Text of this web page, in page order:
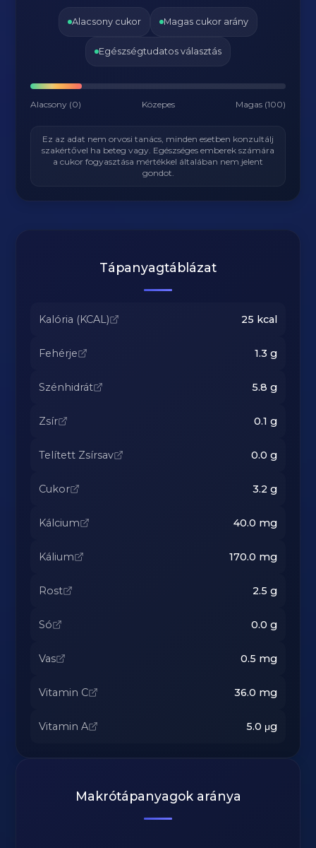
Alacsony cukor Magas cukor arány
Egészségtudatos választás
Alacsony (0) Közepes Magas (100)
Ez az adat nem orvosi tanács, minden esetben konzultálj
szakértővel ha beteg vagy. Egészséges emberek számára
a cukor fogyasztása mértékkel általában nem jelent
gondot.
Tápanyagtáblázat
Kalória (KCAL) 25 kcal
Fehérje 1.3 g
Szénhidrát 5.8 g
Zsír 0.1 g
Telített Zsírsav 0.0 g
Cukor 3.2 g
Kálcium 40.0 mg
Kálium 170.0 mg
Rost 2.5 g
Só 0.0 g
Vas 0.5 mg
Vitamin C 36.0 mg
Vitamin A 5.0 μg
Makrótápanyagok aránya